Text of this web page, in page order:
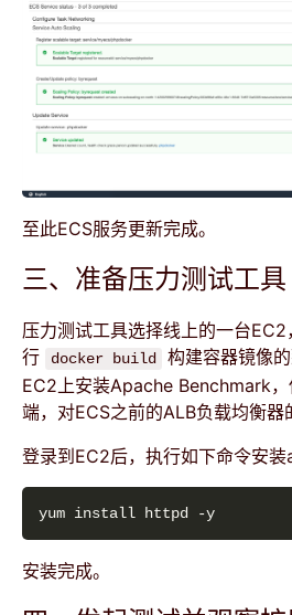
至此ECS服务更新完成。
三、准备压力测试工具
压力测试工具选择线上的一台
行
docker build
构建容器镜像
EC2上安装Apache Benchmark
端，对ECS之前的ALB负载均衡器
登录到EC2后，执行如下命令安装
安装完成。